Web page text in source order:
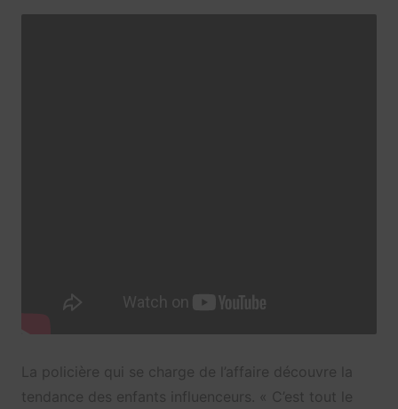
La policière qui se charge de l’affaire découvre la
tendance des enfants influenceurs. « C’est tout le